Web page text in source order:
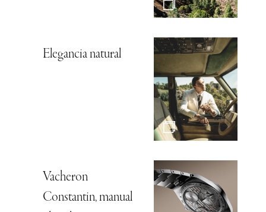
Elegancia natural
Vacheron
Constantin, manual